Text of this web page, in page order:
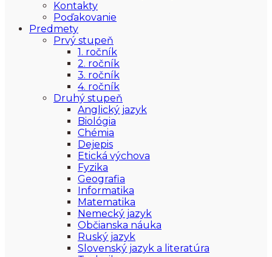
Kontakty
Poďakovanie
Predmety
Prvý stupeň
1. ročník
2. ročník
3. ročník
4. ročník
Druhý stupeň
Anglický jazyk
Biológia
Chémia
Dejepis
Etická výchova
Fyzika
Geografia
Informatika
Matematika
Nemecký jazyk
Občianska náuka
Ruský jazyk
Slovenský jazyk a literatúra